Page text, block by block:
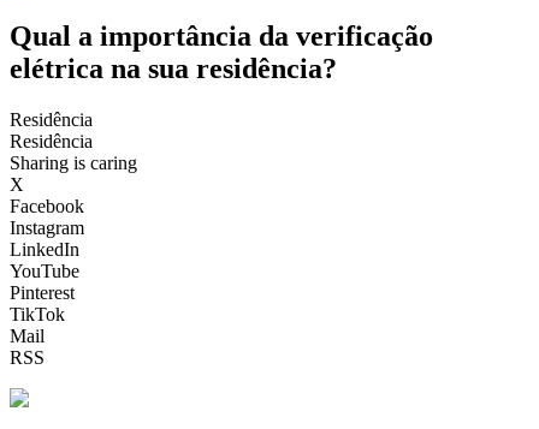
Qual a importância da verificação
elétrica na sua residência?
Residência
Residência
Sharing is caring
X
Facebook
Instagram
LinkedIn
YouTube
Pinterest
TikTok
Mail
RSS